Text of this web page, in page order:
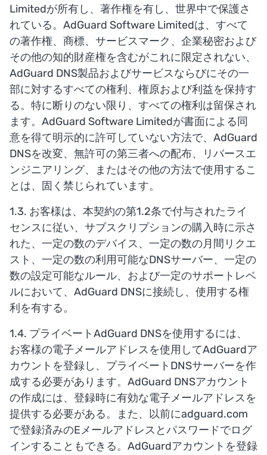
Limitedが所有し、著作権を有し、世界中で保護さ
れている。AdGuard Software Limitedは、すべて
の著作権、商標、サービスマーク、企業秘密および
その他の知的財産権を含むがこれに限定されない、
AdGuard DNS製品およびサービスならびにその一
部に対するすべての権利、権原および利益を保持す
る。特に断りのない限り、すべての権利は留保され
ます。AdGuard Software Limitedが書面による同
意を得て明示的に許可していない方法で、AdGuard
DNSを改変、無許可の第三者への配布、リバースエ
ンジニアリング、またはその他の方法で使用するこ
とは、固く禁じられています。
1.3. お客様は、本契約の第1.2条で付与されたライ
センスに従い、サブスクリプションの購入時に示さ
れた、一定の数のデバイス、一定の数の月間リクエ
スト、一定の数の利用可能なDNSサーバー、一定の
数の設定可能なルール、および一定のサポートレベ
ルにおいて、AdGuard DNSに接続し、使用する権
利を有する。
1.4. プライベートAdGuard DNSを使用するには、
お客様の電子メールアドレスを使用してAdGuardア
カウントを登録し、プライベートDNSサーバーを作
成する必要があります。AdGuard DNSアカウント
の作成には、登録時に有効な電子メールアドレスを
提供する必要がある。また、以前にadguard.com
で登録済みのEメールアドレスとパスワードでログ
インすることもできる。AdGuardアカウントを登録